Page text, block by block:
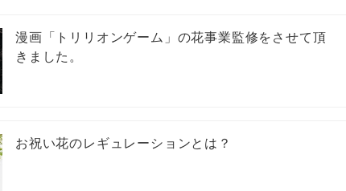
漫画「トリリオンゲーム」の花事業監修をさせて頂
きました。
お祝い花のレギュレーションとは？